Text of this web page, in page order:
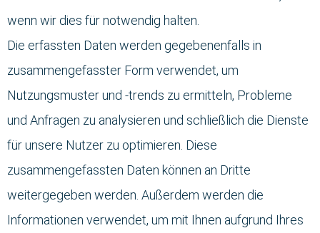
wenn wir dies für notwendig halten.
Die erfassten Daten werden gegebenenfalls in
zusammengefasster Form verwendet, um
Nutzungsmuster und -trends zu ermitteln, Probleme
und Anfragen zu analysieren und schließlich die Dienste
für unsere Nutzer zu optimieren. Diese
zusammengefassten Daten können an Dritte
weitergegeben werden. Außerdem werden die
Informationen verwendet, um mit Ihnen aufgrund Ihres